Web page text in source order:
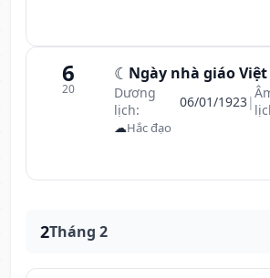
6
20
☾ Ngày nhà giáo
Dương
lịch:
06/01/1923|
☁Hắc đạo
2Tháng 2